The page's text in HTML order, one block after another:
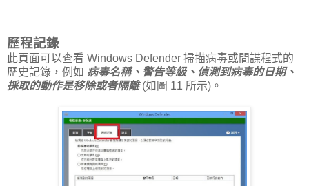
歷程記錄
此頁面可以查看 Windows Defender 掃描病毒或間諜程式的
歷史記錄，例如 病毒名稱、警告等級、偵測到病毒的日期、
採取的動作是移除或者隔離(如圖 11 所示)。